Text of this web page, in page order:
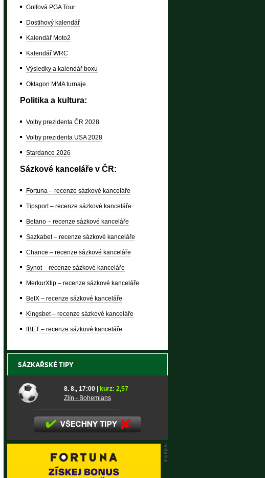
Golfová PGA Tour
Dostihový kalendář
Kalendář Moto2
Kalendář WRC
Výsledky a kalendář boxu
Oktagon MMA turnaje
Politika a kultura:
Volby prezidenta ČR 2028
Volby prezidenta USA 2028
Stardance 2026
Sázkové kanceláře v ČR:
Fortuna – recenze sázkové kanceláře
Tipsport – recenze sázkové kanceláře
Betano – recenze sázkové kanceláře
Sazkabet – recenze sázkové kanceláře
Chance – recenze sázkové kanceláře
Synot – recenze sázkové kanceláře
MerkurXtip – recenze sázkové kanceláře
BetX – recenze sázkové kanceláře
Kingsbet – recenze sázkové kanceláře
fBET – recenze sázkové kanceláře
SÁZKAŘSKÉ TIPY
8. 8., 17:00
kurz: 2,57
Zlín - Bohemians